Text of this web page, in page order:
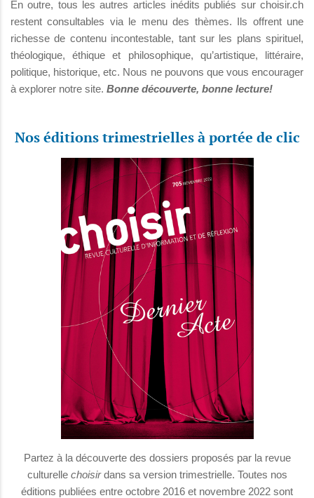
En outre, tous les autres articles inédits publiés sur choisir.ch
restent consultables via le menu des thèmes. Ils offrent une
richesse de contenu incontestable, tant sur les plans spirituel,
théologique, éthique et philosophique, qu’artistique, littéraire,
politique, historique, etc. Nous ne pouvons que vous encourager
à explorer notre site. Bonne découverte, bonne lecture!
Nos éditions trimestrielles à portée de clic
Partez à la découverte des dossiers proposés par la revue
culturelle choisirdans sa version trimestrielle. Toutes nos
éditions publiées entre octobre 2016 et novembre 2022 sont